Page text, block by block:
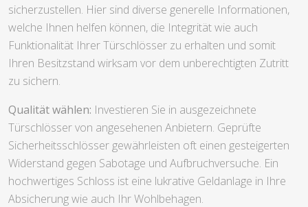
sicherzustellen. Hier sind diverse generelle Informationen,
welche Ihnen helfen können, die Integrität wie auch
Funktionalität Ihrer Türschlösser zu erhalten und somit
Ihren Besitzstand wirksam vor dem unberechtigten Zutritt
zu sichern.
Qualität wählen: Investieren Sie in ausgezeichnete
Türschlösser von angesehenen Anbietern. Geprüfte
Sicherheitsschlösser gewährleisten oft einen gesteigerten
Widerstand gegen Sabotage und Aufbruchversuche. Ein
hochwertiges Schloss ist eine lukrative Geldanlage in Ihre
Absicherung wie auch Ihr Wohlbehagen.